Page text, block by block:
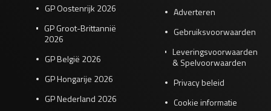
GP Oostenrijk 2026
GP Groot-Brittannië
2026
GP België 2026
GP Hongarije 2026
GP Nederland 2026
Adverteren
Gebruiksvoorwaarden
Leveringsvoorwaarden
& Spelvoorwaarden
Privacy beleid
Cookie informatie